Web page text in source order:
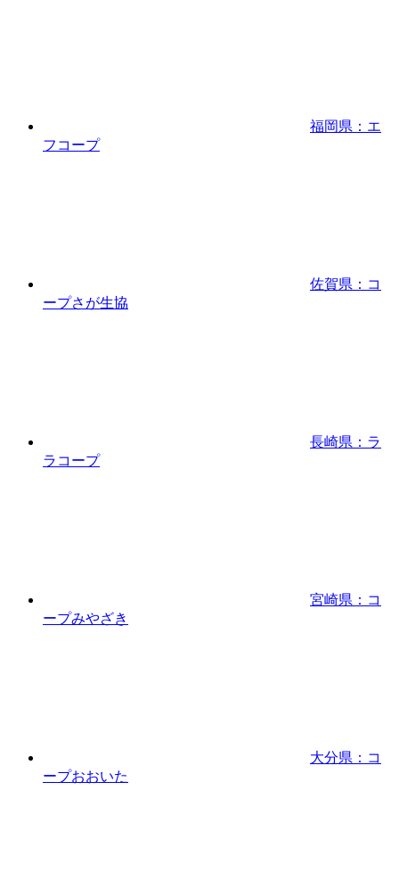
福岡県：エ
フコープ
佐賀県：コ
ープさが生協
長崎県：ラ
ラコープ
宮崎県：コ
ープみやざき
大分県：コ
ープおおいた